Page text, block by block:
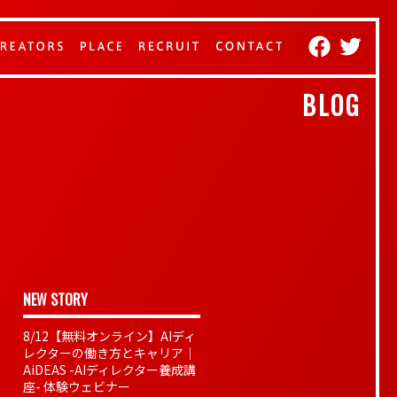
BLOG
NEW STORY
8/12【無料オンライン】AIディ
レクターの働き方とキャリア｜
AiDEAS -AIディレクター養成講
座- 体験ウェビナー